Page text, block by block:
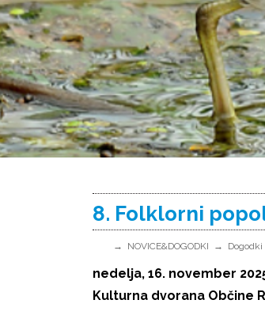
8. Folklorni
NOVICE&DOGODKI Dogodki
nedelja, 16. november
Kulturna dvorana Občine